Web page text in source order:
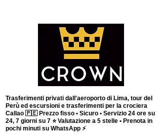
Trasferimenti privati ​​dall'aeroporto di Lima, tour del
Perù ed escursioni e trasferimenti per la crociera
Callao 🇵🇪 Prezzo fisso • Sicuro • Servizio 24 ore su
24, 7 giorni su 7 ⭐ Valutazione a 5 stelle • Prenota in
pochi minuti su WhatsApp ⚡